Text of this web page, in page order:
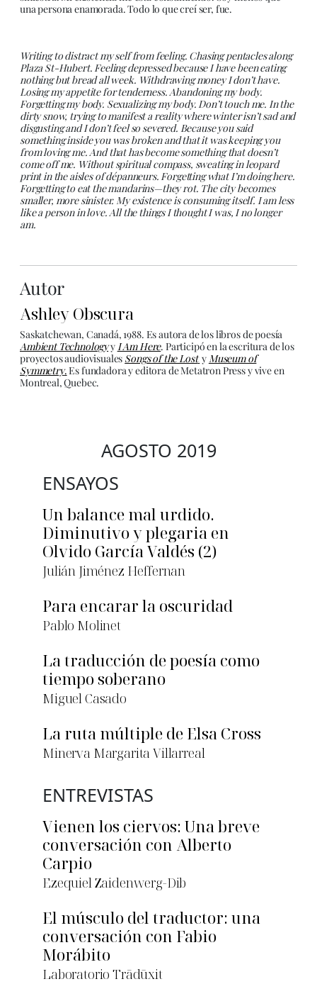
una persona enamorada. Todo lo que creí ser, fue.
Writing to distract my self from feeling. Chasing pentacles along
Plaza St-Hubert. Feeling depressed because I have been eating
nothing but bread all week. Withdrawing money I don’t have.
Losing my appetite for tenderness. Abandoning my body.
Forgetting my body. Sexualizing my body. Don’t touch me. In the
dirty snow, trying to manifest a reality where winter isn’t sad and
disgusting and I don’t feel so severed. Because you said
something inside you was broken and that it was keeping you
from loving me. And that has become something that doesn’t
come off me. Without spiritual compass, sweating in leopard
print in the aisles of dépanneurs. Forgetting what I’m doing here.
Forgetting to eat the mandarins—they rot. The city becomes
smaller, more sinister. My existence is consuming itself. I am less
like a person in love. All the things I thought I was, I no longer
am.
Autor
Ashley Obscura
Saskatchewan, Canadá, 1988. Es autora de los libros de poesía
Ambient TechnologyyI Am Here. Participó en la escritura de los
proyectos audiovisuales Songs of the Lost yMuseum of
Symmetry.Es fundadora y editora de Metatron Press y vive en
Montreal, Quebec.
AGOSTO 2019
ENSAYOS
Un balance mal urdido.
Diminutivo y plegaria en
Olvido García Valdés (2)
Julián Jiménez Heffernan
Para encarar la oscuridad
Pablo Molinet
La traducción de poesía como
tiempo soberano
Miguel Casado
La ruta múltiple de Elsa Cross
Minerva Margarita Villarreal
ENTREVISTAS
Vienen los ciervos: Una breve
conversación con Alberto
Carpio
Ezequiel Zaidenwerg-Dib
El músculo del traductor: una
conversación con Fabio
Morábito
Laboratorio Trādūxit